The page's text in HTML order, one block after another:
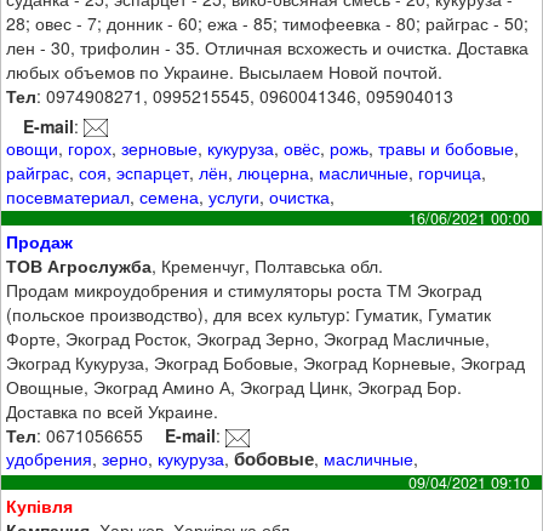
28; овес - 7; донник - 60; ежа - 85; тимофеевка - 80; райграс - 50;
лен - 30, трифолин - 35. Отличная всхожесть и очистка. Доставка
любых объемов по Украине. Высылаем Новой почтой.
Тел: 0974908271, 0995215545, 0960041346, 095904013
E-mail:
овощи, горох,зерновые, кукуруза,овёс, рожь,травы и бобовые,
райграс,соя,эспарцет, лён, люцерна, масличные, горчица,
посевматериал,семена,услуги,очистка,
16/06/2021 00:00
Продаж
ТОВ Агрослужба, Кременчуг, Полтавська обл.
Продам микроудобрения и стимуляторы роста ТМ Экоград
(польское производство), для всех культур: Гуматик, Гуматик
Форте, Экоград Росток, Экоград Зерно, Экоград Масличные,
Экоград Кукуруза, Экоград Бобовые, Экоград Корневые, Экоград
Овощные, Экоград Амино А, Экоград Цинк, Экоград Бор.
Доставка по всей Украине.
Тел: 0671056655 E-mail:
удобрения,зерно, кукуруза,бобовые, масличные,
09/04/2021 09:10
Купівля